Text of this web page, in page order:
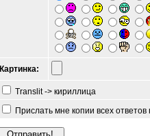
Картинка:
Translit -> кириллица
Прислать мне копии всех